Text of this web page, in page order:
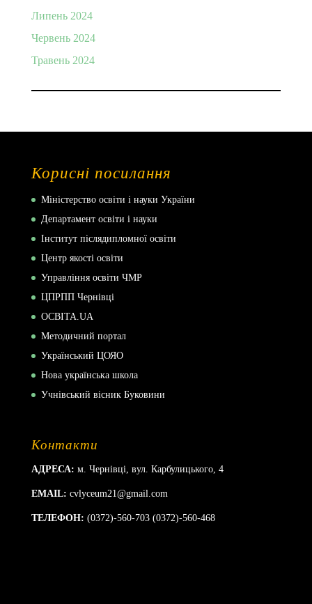
Липень 2024
Червень 2024
Травень 2024
Корисні посилання
Міністерство освіти і науки України
Департамент освіти і науки
Інститут післядипломної освіти
Центр якості освіти
Управління освіти ЧМР
ЦПРПП Чернівці
ОСВІТА.UA
Методичний портал
Український ЦОЯО
Нова українська школа
Учнівський вісник Буковини
Контакти
АДРЕСА: м. Чернівці, вул. Карбулицького, 4
EMAIL: cvlyceum21@gmail.com
ТЕЛЕФОН: (0372)-560-703 (0372)-560-468